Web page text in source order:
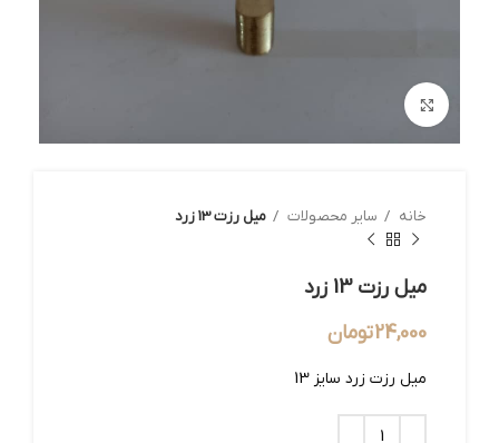
خانه سایر محصولات میل رزت 13 زرد
میل رزت 13 زرد
24,000تومان
میل رزت زرد سایز 13